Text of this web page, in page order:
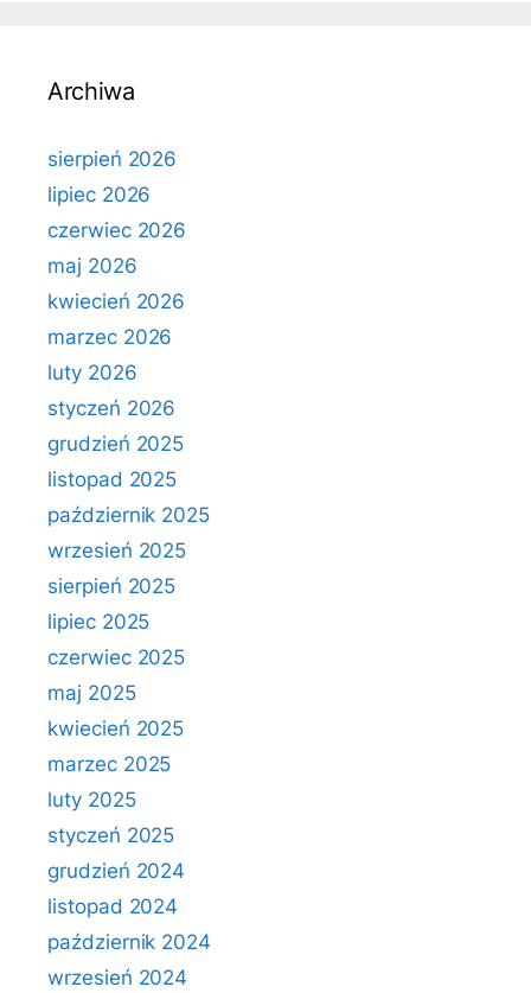
Archiwa
sierpień 2026
lipiec 2026
czerwiec 2026
maj 2026
kwiecień 2026
marzec 2026
luty 2026
styczeń 2026
grudzień 2025
listopad 2025
październik 2025
wrzesień 2025
sierpień 2025
lipiec 2025
czerwiec 2025
maj 2025
kwiecień 2025
marzec 2025
luty 2025
styczeń 2025
grudzień 2024
listopad 2024
październik 2024
wrzesień 2024